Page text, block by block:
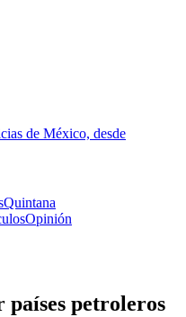
de México, desde
Quintana
Opinión
petroleros